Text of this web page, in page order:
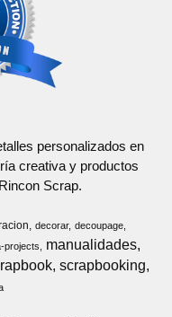
personalizados en
creativa y productos
Scrap.
decorar
decoupage
projects manualidades
scrapbooking